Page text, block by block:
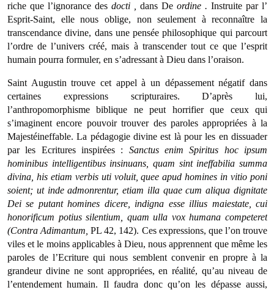
riche que l’ignorance des docti dans De ordine . Instruite par l’
Esprit-Saint, elle nous oblige, non seulement à reconnaître la
transcendance divine, dans une pensée philosophique qui parcourt
l’ordre de l’univers créé, mais à transcender tout ce que l’esprit
humain pourra formuler, en s’adressant à Dieu dans l’oraison.
Saint Augustin trouve cet appel à un dépassement néga­tif dans
certaines expressions scripturaires. D’après lui,
l’anthropomorphisme biblique ne peut horrifier que ceux qui
s’imaginent encore pouvoir trouver des paroles appropriées à la
Majestéineffable. La pédagogie divine est là pour les en dissuader
par les Ecritures inspirées : Sanctus enim Spiritus hoc ipsum
hominibus intelligentibus insinuans, quam sint ineffabilia summa
divina, his etiam verbis uti voluit, quee apud homines in vitio poni
soient; ut inde admonrentur, etiam illa quae cum aliqua dignitate
Dei se putant homines dicere, indigna esse illius maiestate, cui
honorificum potius silentium, quam ulla vox humana competeret
(Contra Adimantum,PL 42, 142). Ces expressions, que l’on trouve
viles et le moins applicables à Dieu, nous apprennent que même les
paroles de l’Ecriture qui nous semblent convenir en propre à la
grandeur divine ne sont appropriées, en réalité, qu’au niveau de
l’entendement humain. Il faudra donc qu’on les dépasse aussi,